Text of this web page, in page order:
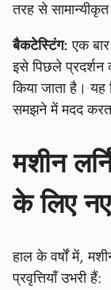
तरह से सामान्यीकृत
बैकटेस्टिंग: एक
इसे पिछले
किया जाता है। यह
समझने में मदद
मशीन
के लिए
हाल के वर्षों में,
प्रवृत्तियाँ उभरी हैं: